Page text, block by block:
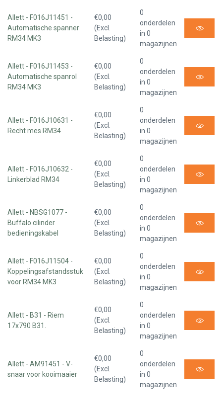
Allett - F016J11451 -
Automatische spanner
RM34 MK3
€0,00
(Excl.
Belasting)
0
onderdelen
in 0
magazijnen
Allett - F016J11453 -
Automatische spanrol
RM34 MK3
€0,00
(Excl.
Belasting)
0
onderdelen
in 0
magazijnen
Allett - F016J10631 -
Recht mes RM34
€0,00
(Excl.
Belasting)
0
onderdelen
in 0
magazijnen
Allett - F016J10632 -
Linkerblad RM34
€0,00
(Excl.
Belasting)
0
onderdelen
in 0
magazijnen
Allett - NBSG1077 -
Buffalo cilinder
bedieningskabel
€0,00
(Excl.
Belasting)
0
onderdelen
in 0
magazijnen
Allett - F016J11504 -
Koppelingsafstandsstuk
voor RM34 MK3
€0,00
(Excl.
Belasting)
0
onderdelen
in 0
magazijnen
Allett - B31 - Riem
17x790 B31.
€0,00
(Excl.
Belasting)
0
onderdelen
in 0
magazijnen
Allett - AM91451 - V-
snaar voor kooimaaier
€0,00
(Excl.
Belasting)
0
onderdelen
in 0
magazijnen